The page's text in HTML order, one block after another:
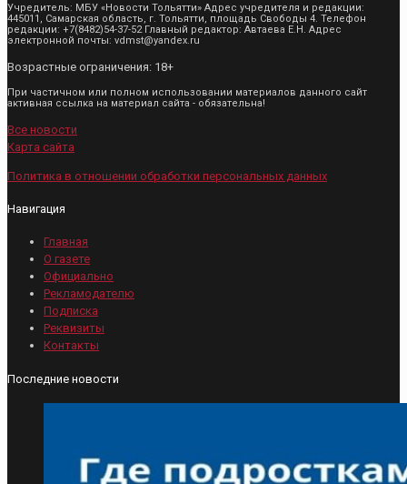
Учредитель: МБУ «Новости Тольятти» Адрес учредителя и редакции:
445011, Самарская область, г. Тольятти, площадь Свободы 4. Телефон
редакции: +7(8482)54-37-52 Главный редактор: Автаева Е.Н. Адрес
электронной почты: vdmst@yandex.ru
Возрастные ограничения: 18+
При частичном или полном использовании материалов данного сайт
активная ссылка на материал сайта - обязательна!
Все новости
Карта сайта
Политика в отношении обработки персональных данных
Навигация
Главная
О газете
Официально
Рекламодателю
Подписка
Реквизиты
Контакты
Последние новости